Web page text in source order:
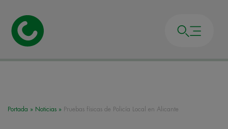
Portada » Noticias » Pruebas físicas de Policía Local en Alicante